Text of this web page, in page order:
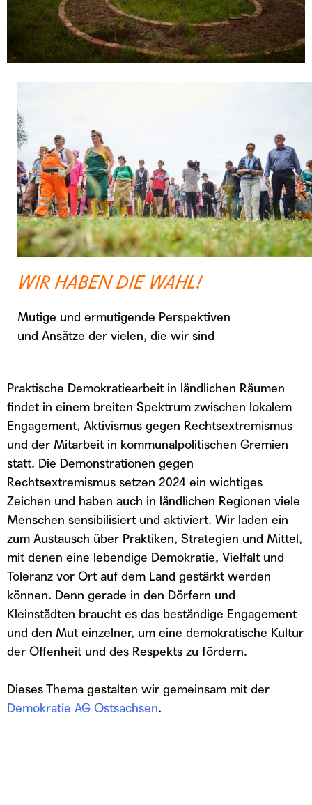
WIR HABEN DIE WAHL!
Mutige und ermutigende Perspektiven
und Ansätze der vielen, die wir sind
Praktische Demokratiearbeit in ländlichen Räumen
findet in einem breiten Spektrum zwischen lokalem
Engagement, Aktivismus gegen Rechtsextremismus
und der Mitarbeit in kommunalpolitischen Gremien
statt. Die Demonstrationen gegen
Rechtsextremismus setzen 2024 ein wichtiges
Zeichen und haben auch in ländlichen Regionen viele
Menschen sensibilisiert und aktiviert. Wir laden ein
zum Austausch über Praktiken, Strategien und Mittel,
mit denen eine lebendige Demokratie, Vielfalt und
Toleranz vor Ort auf dem Land gestärkt werden
können. Denn gerade in den Dörfern und
Kleinstädten braucht es das beständige Engagement
und den Mut einzelner, um eine demokratische Kultur
der Offenheit und des Respekts zu fördern.
Dieses Thema gestalten wir gemeinsam mit der
Demokratie AG Ostsachsen.